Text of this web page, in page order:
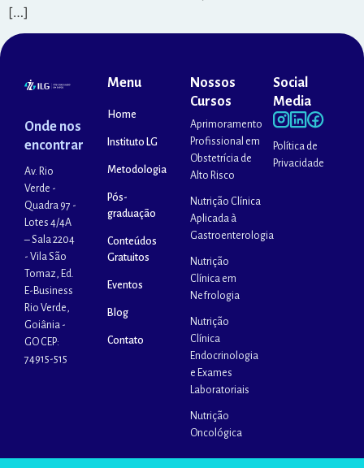
[…]
Onde nos
encontrar
Av. Rio
Verde -
Quadra 97 -
Lotes 4/4A
– Sala 2204
- Vila São
Tomaz, Ed.
E-Business
Rio Verde,
Goiânia -
GO CEP:
74915-515
Menu
Home
Instituto LG
Metodologia
Pós-
graduação
Conteúdos
Gratuitos
Eventos
Blog
Contato
Nossos
Cursos
Aprimoramento
Profissional em
Obstetrícia de
Alto Risco
Nutrição Clínica
Aplicada à
Gastroenterologia
Nutrição
Clínica em
Nefrologia
Nutrição
Clínica
Endocrinologia
e Exames
Laboratoriais
Nutrição
Oncológica
Social
Media
Política de
Privacidade